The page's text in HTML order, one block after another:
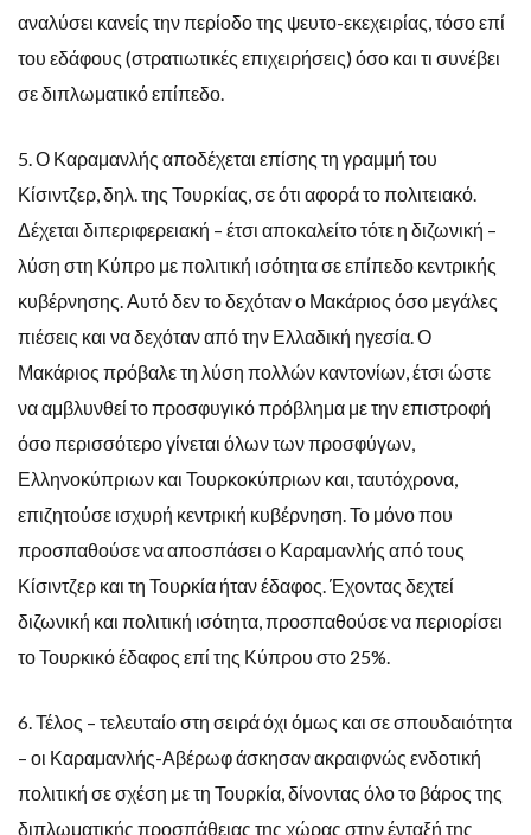
αναλύσει κανείς την περίοδο της ψευτο-εκεχειρίας, τόσο επί
του εδάφους (στρατιωτικές επιχειρήσεις) όσο και τι συνέβει
σε διπλωματικό επίπεδο.
5. Ο Καραμανλής αποδέχεται επίσης τη γραμμή του
Κίσιντζερ, δηλ. της Τουρκίας, σε ότι αφορά το πολιτειακό.
Δέχεται διπεριφερειακή – έτσι αποκαλείτο τότε η διζωνική –
λύση στη Κύπρο με πολιτική ισότητα σε επίπεδο κεντρικής
κυβέρνησης. Αυτό δεν το δεχόταν ο Μακάριος όσο μεγάλες
πιέσεις και να δεχόταν από την Ελλαδική ηγεσία. Ο
Μακάριος πρόβαλε τη λύση πολλών καντονίων, έτσι ώστε
να αμβλυνθεί το προσφυγικό πρόβλημα με την επιστροφή
όσο περισσότερο γίνεται όλων των προσφύγων,
Ελληνοκύπριων και Τουρκοκύπριων και, ταυτόχρονα,
επιζητούσε ισχυρή κεντρική κυβέρνηση. Το μόνο που
προσπαθούσε να αποσπάσει ο Καραμανλής από τους
Κίσιντζερ και τη Τουρκία ήταν έδαφος. Έχοντας δεχτεί
διζωνική και πολιτική ισότητα, προσπαθούσε να περιορίσει
το Τουρκικό έδαφος επί της Κύπρου στο 25%.
6. Τέλος – τελευταίο στη σειρά όχι όμως και σε σπουδαιότητα
– οι Καραμανλής-Αβέρωφ άσκησαν ακραιφνώς ενδοτική
πολιτική σε σχέση με τη Τουρκία, δίνοντας όλο το βάρος της
διπλωματικής προσπάθειας της χώρας στην ένταξή της